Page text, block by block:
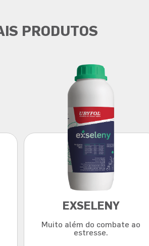
PRODUTOS
EXSELENY
Muito além do combate ao
estresse.